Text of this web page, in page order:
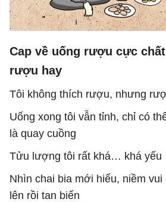
Cap về uống rượu cực
rượu hay
Tôi không thích rượu, nhưng
Uống xong tôi vẫn tỉnh, chỉ có
là quay cuồng
Tửu lượng tôi rất khá… khá yếu
Nhìn chai bia mới hiểu, niềm
lên rồi tan biến